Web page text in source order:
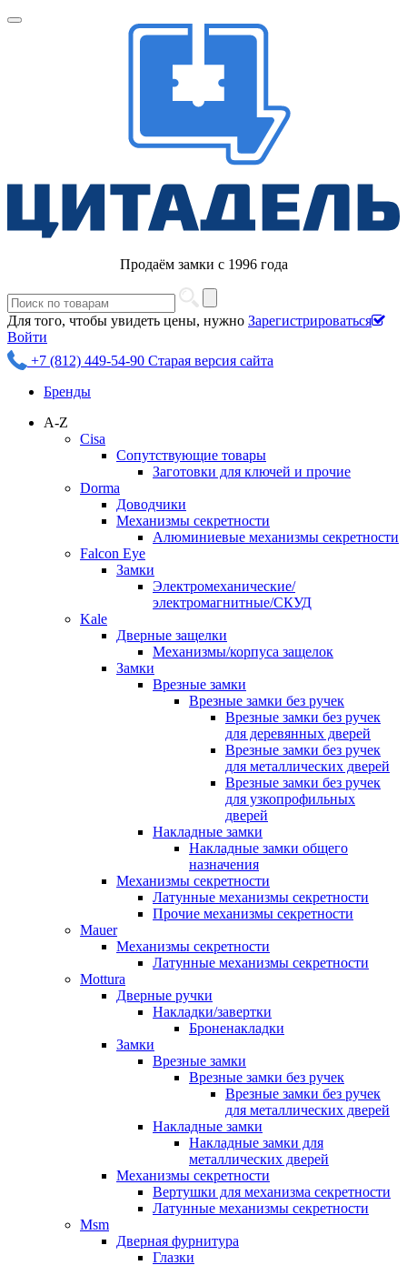
Продаём замки с 1996 года
Для того, чтобы увидеть цены, нужно Зарегистрироваться
Войти
+7 (812) 449-54-90 Старая версия сайта
Бренды
A-Z
Cisa
Сопутствующие товары
Заготовки для ключей и прочие
Dorma
Доводчики
Механизмы секретности
Алюминиевые механизмы секретности
Falcon Eye
Замки
Электромеханические/
электромагнитные/СКУД
Kale
Дверные защелки
Механизмы/корпуса защелок
Замки
Врезные замки
Врезные замки без ручек
Врезные замки без ручек
для деревянных дверей
Врезные замки без ручек
для металлических дверей
Врезные замки без ручек
для узкопрофильных
дверей
Накладные замки
Накладные замки общего
назначения
Механизмы секретности
Латунные механизмы секретности
Прочие механизмы секретности
Mauer
Механизмы секретности
Латунные механизмы секретности
Mottura
Дверные ручки
Накладки/завертки
Броненакладки
Замки
Врезные замки
Врезные замки без ручек
Врезные замки без ручек
для металлических дверей
Накладные замки
Накладные замки для
металлических дверей
Механизмы секретности
Вертушки для механизма секретности
Латунные механизмы секретности
Msm
Дверная фурнитура
Глазки